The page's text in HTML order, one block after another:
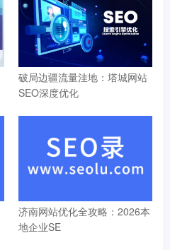
破局边疆流量洼地：塔城网站
SEO深度优化
济南网站优化全攻略：2026本
地企业SE